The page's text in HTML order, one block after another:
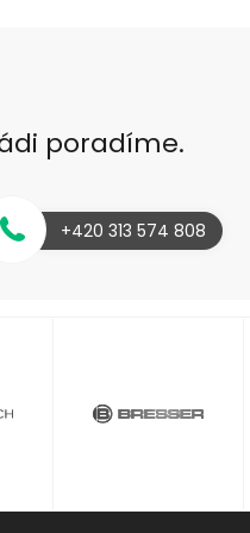
poradíme.
+420 313 574 808